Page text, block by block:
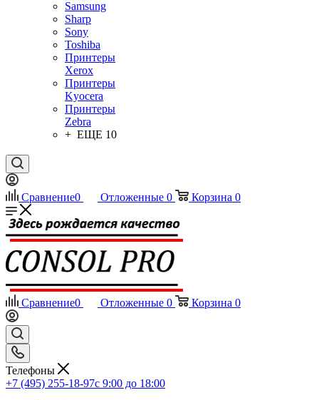
Samsung
Sharp
Sony
Toshiba
Принтеры
Xerox
Принтеры
Kyocera
Принтеры
Zebra
+ ЕЩЕ 10
Сравнение0 Отложенные 0 Корзина 0
Сравнение0 Отложенные 0 Корзина 0
Телефоны
+7 (495) 255-18-97с 9:00 до 18:00